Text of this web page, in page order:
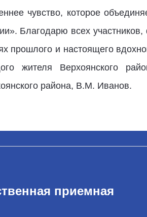
чувство, которое
Благодарю всех
прошлого и настоящего
жителя Верхоянского
района, В.М. Иванов.
приемная